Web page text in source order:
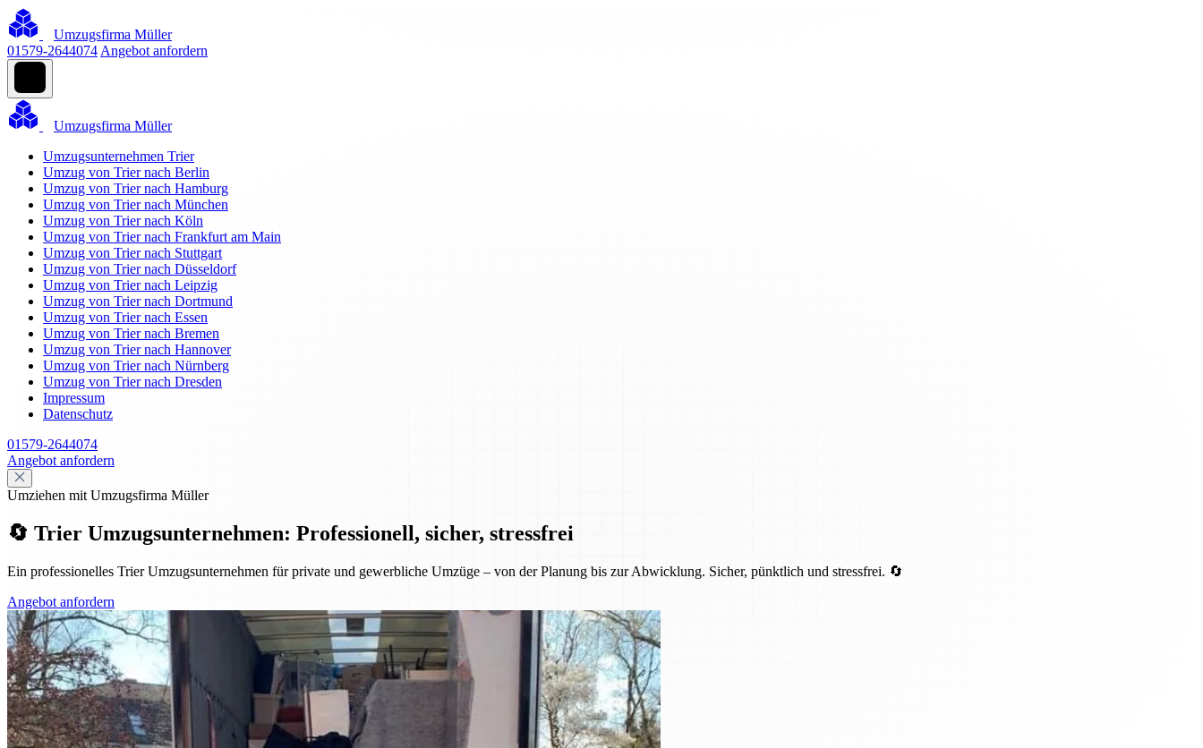
Umzugsfirma Müller
01579-2644074 Angebot anfordern
Umzugsfirma Müller
Umzugsunternehmen Trier
Umzug von Trier nach Berlin
Umzug von Trier nach Hamburg
Umzug von Trier nach München
Umzug von Trier nach Köln
Umzug von Trier nach Frankfurt am Main
Umzug von Trier nach Stuttgart
Umzug von Trier nach Düsseldorf
Umzug von Trier nach Leipzig
Umzug von Trier nach Dortmund
Umzug von Trier nach Essen
Umzug von Trier nach Bremen
Umzug von Trier nach Hannover
Umzug von Trier nach Nürnberg
Umzug von Trier nach Dresden
Impressum
Datenschutz
01579-2644074
Angebot anfordern
Umziehen mit Umzugsfirma Müller
🔄 Trier Umzugsunternehmen: Professionell, sicher, stressfrei
Ein professionelles Trier Umzugsunternehmen für private und gewerbliche Umzüge – von der Planung bis zur Abwicklung. Sicher, pünktlich und stressfrei. 🔄
Angebot anfordern